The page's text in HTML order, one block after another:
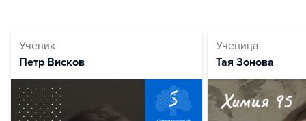
Ученик
Петр Висков
Ученица
Тая Зонова